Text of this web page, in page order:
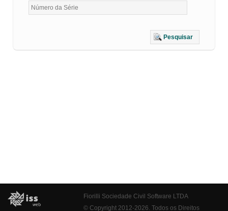
Pesquisar
Fiorilli Sociedade Civil Software LTDA
© Copyright 2012-2026. Todos os Direitos